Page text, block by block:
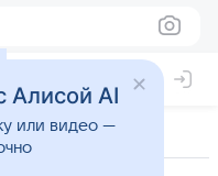
Алисой AI
или видео —